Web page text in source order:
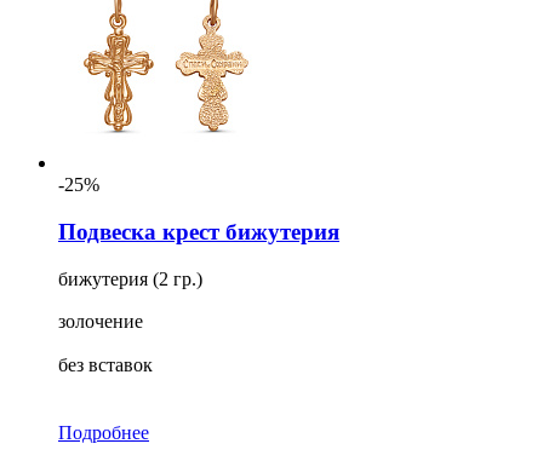
-25%
Подвеска крест бижутерия
бижутерия (2 гр.)
золочение
без вставок
Подробнее